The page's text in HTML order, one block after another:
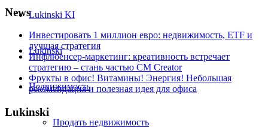
Lukinski KI
Lukinski
Недвижимость
Продать недвижимость
News
Инвестировать 1 миллион евро: недвижимость, ETF и
лучшая стратегия
Инфлюенсер-маркетинг: креативность встречает
стратегию – стань частью CM Creator
Фрукты в офис! Витамины! Энергия! Небольшая
рекомендация и полезная идея для офиса
Lukinski